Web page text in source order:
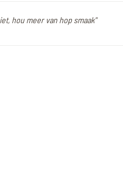
hou meer van hop smaak"